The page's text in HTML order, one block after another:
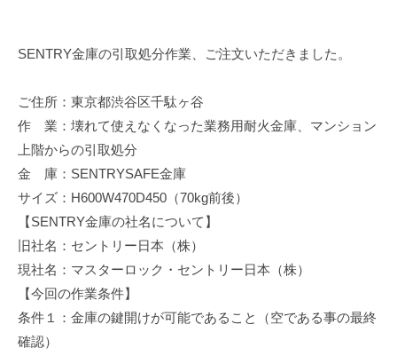
1
番
移
・
修
理
等
の
専
門
SENTRY金庫の引取処分作業、ご注文いただきました。
ご住所：東京都渋谷区千駄ヶ谷
作 業：壊れて使えなくなった業務用耐火金庫、マンション
上階からの引取処分
金 庫：SENTRYSAFE金庫
サイズ：H600W470D450（70kg前後）
【SENTRY金庫の社名について】
旧社名：セントリー日本（株）
現社名：マスターロック・セントリー日本（株）
【今回の作業条件】
条件１：金庫の鍵開けが可能であること（空である事の最終
確認）